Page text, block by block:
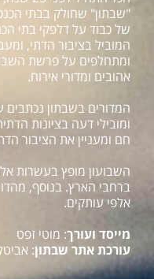
"שבתון" שחולק בבתי
של כבוד על דלפקי בתי
המוביל בציבור הדתי,
ומתחלפים על פרשת
אהובים ומדורי אירוח.
המדורים בשבתון נכתבים
ומובילי דעה בציונות
חם ומעניין את הציבור
ברחבי הארץ. בנוסף,
אלפי עותקים.
מייסד ועורך: מוטי זפט
עורכת אתר שבתון: